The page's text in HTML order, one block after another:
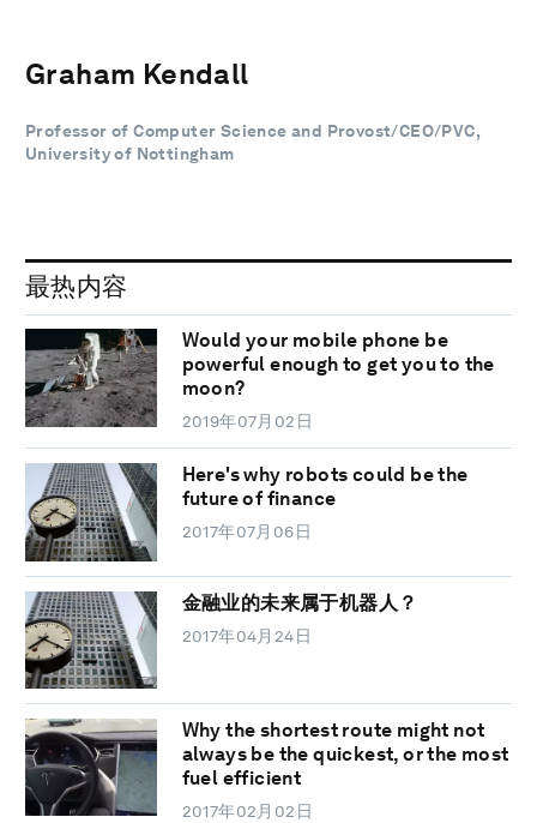
Graham Kendall
Professor of Computer Science and Provost/CEO/PVC,
University of Nottingham
最热内容
Would your mobile phone be
powerful enough to get you to the
moon?
2019年07月02日
Here's why robots could be the
future of finance
2017年07月06日
金融业的未来属于机器人？
2017年04月24日
Why the shortest route might not
always be the quickest, or the most
fuel efficient
2017年02月02日